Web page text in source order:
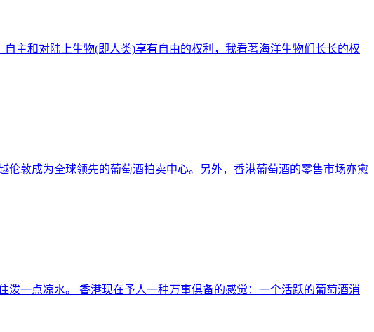
主和对陆上生物(即人类)享有自由的权利，我看著海洋生物们长长的权
敦成为全球领先的葡萄酒拍卖中心。另外，香港葡萄酒的零售市场亦愈
一点凉水。 香港现在予人一种万事俱备的感觉：一个活跃的葡萄酒消